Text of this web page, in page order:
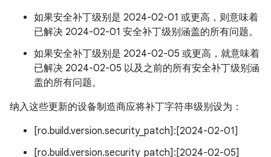
如果安全补丁级别是 2024-02-01 或更高，则意味着
已解决 2024-02-01 安全补丁级别涵盖的所有问题。
如果安全补丁级别是 2024-02-05 或更高，就意味着
已解决 2024-02-05 以及之前的所有安全补丁级别涵
盖的所有问题。
纳入这些更新的设备制造商应将补丁字符串级别设为：
[ro.build.version.security_patch]:[2024-02-01]
[ro.build.version.security_patch]:[2024-02-05]